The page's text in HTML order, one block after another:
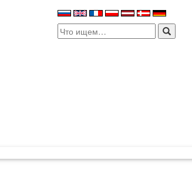
Search
for: